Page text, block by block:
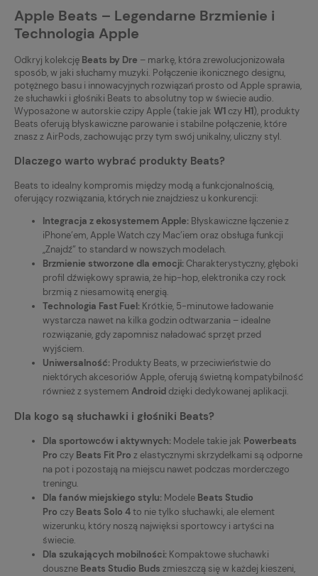
Apple Beats – Legendarne Brzmienie i
Technologia Apple
Odkryj kolekcję Beats by Dre – markę, która zrewolucjonizowała
sposób, w jaki słuchamy muzyki. Połączenie ikonicznego designu,
potężnego basu i innowacyjnych rozwiązań prosto od Apple sprawia,
że słuchawki i głośniki Beats to absolutny top w świecie audio.
Wyposażone w autorskie czipy Apple (takie jak W1czy H1), produkty
Beats oferują błyskawiczne parowanie i stabilne połączenie, które
znasz z AirPods, zachowując przy tym swój unikalny, uliczny styl.
Dlaczego warto wybrać produkty Beats?
Beats to idealny kompromis między modą a funkcjonalnością,
oferujący rozwiązania, których nie znajdziesz u konkurencji:
Integracja z ekosystemem Apple: Błyskawiczne łączenie z
iPhone’em, Apple Watch czy Mac’iem oraz obsługa funkcji
„Znajdź” to standard w nowszych modelach.
Brzmienie stworzone dla emocji:Charakterystyczny, głęboki
profil dźwiękowy sprawia, że hip-hop, elektronika czy rock
brzmią z niesamowitą energią.
Technologia Fast Fuel: Krótkie, 5-minutowe ładowanie
wystarcza nawet na kilka godzin odtwarzania – idealne
rozwiązanie, gdy zapomnisz naładować sprzęt przed
wyjściem.
Uniwersalność: Produkty Beats, w przeciwieństwie do
niektórych akcesoriów Apple, oferują świetną kompatybilność
również z systemem Androiddzięki dedykowanej aplikacji.
Dla kogo są słuchawki i głośniki Beats?
Dla sportowców i aktywnych: Modele takie jak Powerbeats
Pro czy Beats Fit Pro z elastycznymi skrzydełkami są odporne
na pot i pozostają na miejscu nawet podczas morderczego
treningu.
Dla fanów miejskiego stylu: Modele Beats Studio
Pro czy Beats Solo 4to nie tylko słuchawki, ale element
wizerunku, który noszą najwięksi sportowcy i artyści na
świecie.
Dla szukających mobilności: Kompaktowe słuchawki
douszne Beats Studio Buds zmieszczą się w każdej kieszeni,